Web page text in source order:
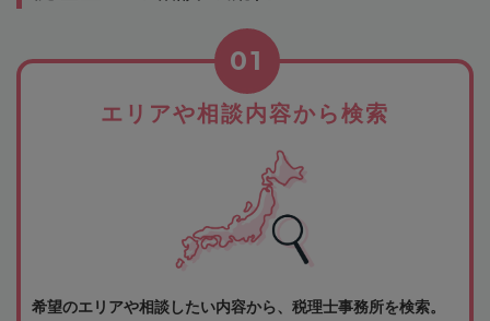
エリアや相談内容から検索
01
希望のエリアや相談したい内容から、税理士事務所を検索。